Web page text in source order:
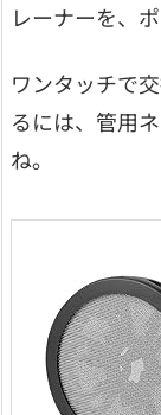
レーナーを、
ワンタッチで
るには、管用
ね。